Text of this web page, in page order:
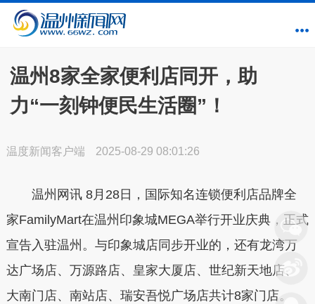
温州8家全家便利店同开，助
力“一刻钟便民生活圈”！
温度新闻客户端 2025-08-29 08:01:26
温州网讯 8月28日，国际知名连锁便利店品牌全
家FamilyMart在温州印象城MEGA举行开业庆典，正式
宣告入驻温州。与印象城店同步开业的，还有龙湾万
达广场店、万源路店、皇家大厦店、世纪新天地店、
大南门店、南站店、瑞安吾悦广场店共计8家门店。